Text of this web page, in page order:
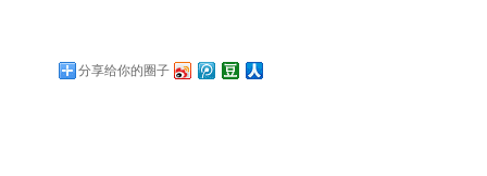
分享给你的圈子